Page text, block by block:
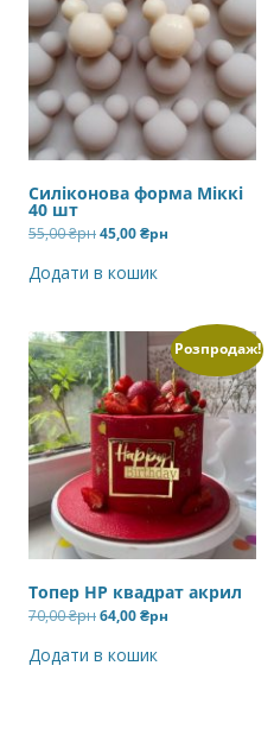
Силіконова форма Міккі
40 шт
55,00₴рнОригінальна
ціна:
45,00₴рн
Додати в кошик
Розпродаж!
Топер HP квадрат акрил
70,00₴рнОригінальна
ціна:
64,00₴рн
Додати в кошик